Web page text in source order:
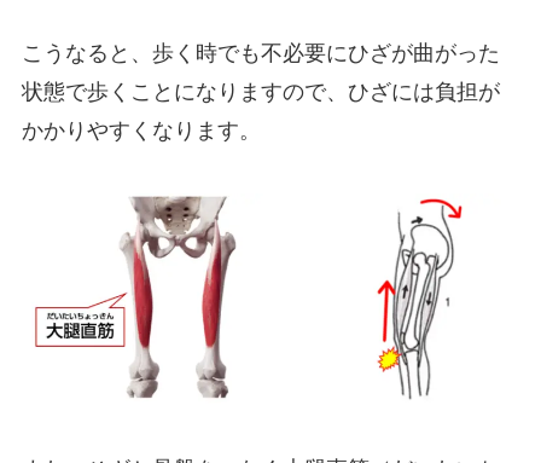
こうなると、歩く時でも不必要にひざが曲がった
状態で歩くことになりますので、ひざには負担が
かかりやすくなります。